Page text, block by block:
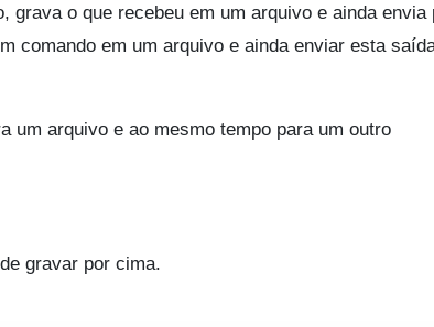
grava o que recebeu em um arquivo e ainda envia
comando em um arquivo e ainda enviar esta
um arquivo e ao mesmo tempo para um outro
gravar por cima.